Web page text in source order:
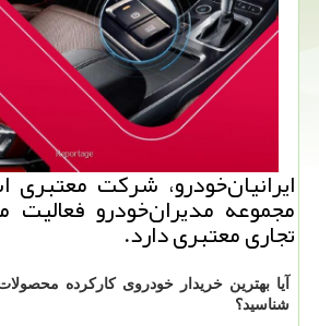
ایرانیان‌خودرو، شركت
مجموعه مدیران‌خودرو
تجاری معتبری دارد.
آیا بهترین خریدار خودروی کارکرده
شناسید؟